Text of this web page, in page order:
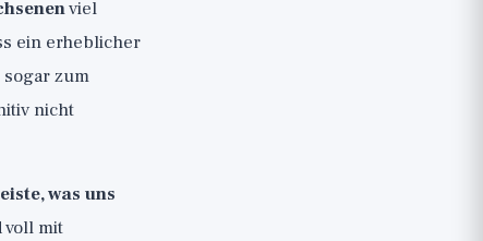
viel
ein erheblicher
zum
nicht
was uns
voll mit